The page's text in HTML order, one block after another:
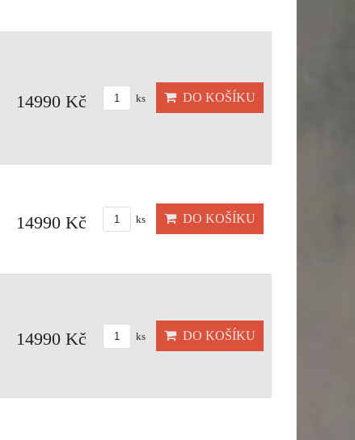
14990 Kč ks DO KOŠÍKU
14990 Kč ks DO KOŠÍKU
14990 Kč ks DO KOŠÍKU